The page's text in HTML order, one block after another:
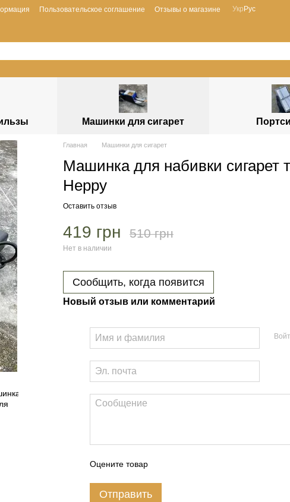
Пользовательское соглашение Отзывы о магазине Укр Рус
Машинки для сигарет
Главная Машинки для сигарет
Машинка для набивки сигарет
Heppy
Оставить отзыв
419 грн 510 грн
Нет в наличии
Сообщить, когда появится
Новый отзыв или комментарий
Оцените товар
Отправить